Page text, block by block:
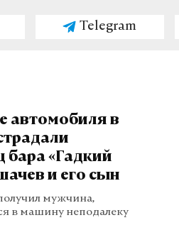
Telegram
автомобиля в
бара «Гадкий
и его сын
мужчина,
в машину неподалеку